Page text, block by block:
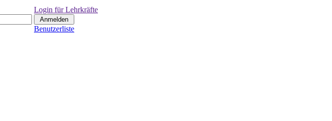
Login für Lehrkräfte
Benutzerliste